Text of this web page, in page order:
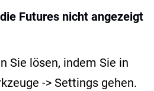
Futures nicht angezeigt
Sie lösen, indem Sie in
-> Settings gehen.